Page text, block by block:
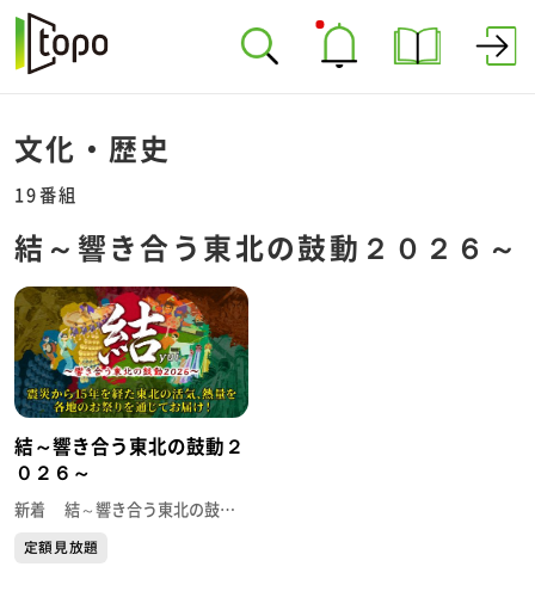
文化・歴史
19番組
結～響き合う東北の鼓動２０２６～
結～響き合う東北の鼓動２
０２６～
新着 結～響き合う東北の鼓動２０２６～
定額見放題